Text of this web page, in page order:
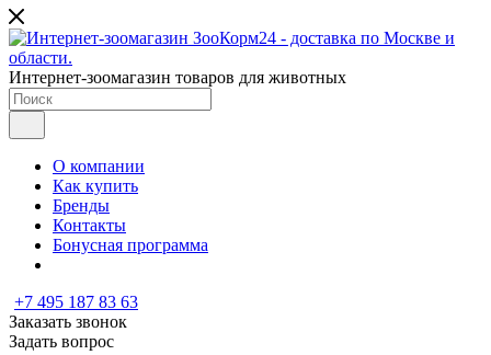
Интернет-зоомагазин товаров для животных
О компании
Как купить
Бренды
Контакты
Бонусная программа
+7 495 187 83 63
Заказать звонок
Задать вопрос